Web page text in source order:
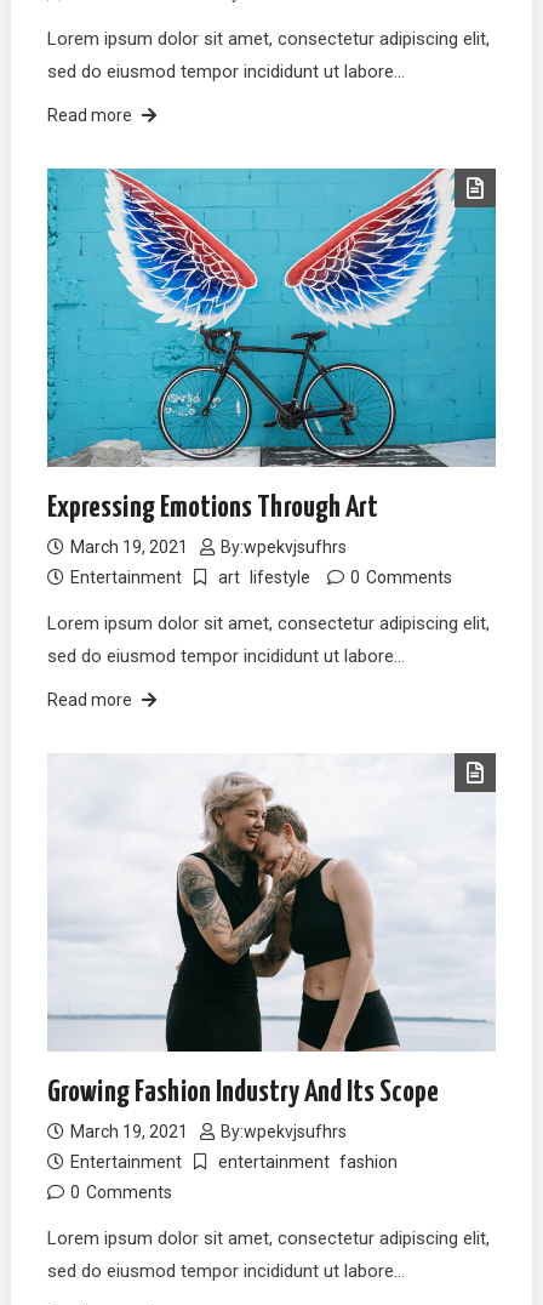
Lorem ipsum dolor sit amet, consectetur adipiscing elit,
sed do eiusmod tempor incididunt ut labore…
Read more
Expressing Emotions Through Art
March 19, 2021 By:wpekvjsufhrs
Entertainment
art lifestyle 0 Comments
Lorem ipsum dolor sit amet, consectetur adipiscing elit,
sed do eiusmod tempor incididunt ut labore…
Read more
Growing Fashion Industry And Its Scope
March 19, 2021 By:wpekvjsufhrs
Entertainment
entertainment fashion
0 Comments
Lorem ipsum dolor sit amet, consectetur adipiscing elit,
sed do eiusmod tempor incididunt ut labore…